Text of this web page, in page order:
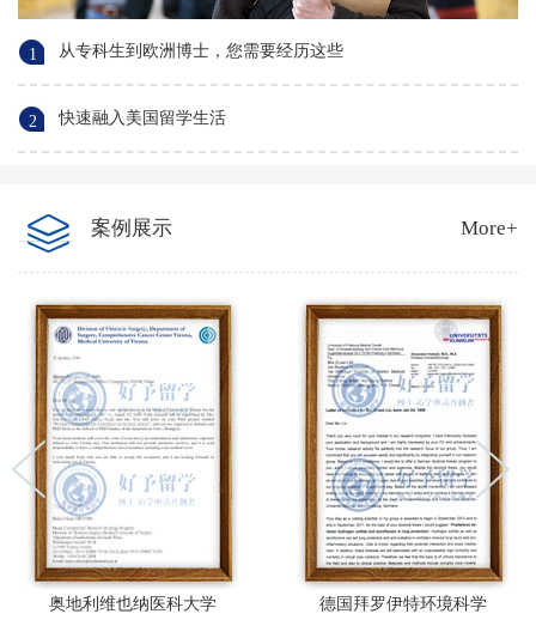
1 从专科生到欧洲博士，您需要经历这些
2 快速融入美国留学生活
案例展示 More+
比利时鲁汶大学 德国汉堡计